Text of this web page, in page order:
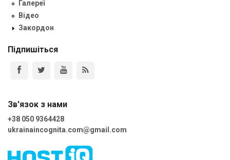
Галереї
Відео
Закордон
Підпишіться
Зв'язок з нами
+38 050 9364428
ukrainaincognita.com@gmail.com